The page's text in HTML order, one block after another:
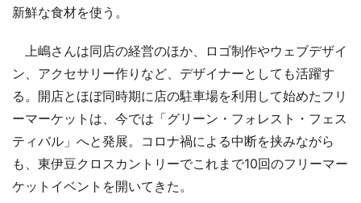
新鮮な食材を使う。
上嶋さんは同店の経営のほか、ロゴ制作やウェブデザイ
ン、アクセサリー作りなど、デザイナーとしても活躍す
る。開店とほぼ同時期に店の駐車場を利用して始めたフリ
ーマーケットは、今では「グリーン・フォレスト・フェス
ティバル」へと発展。コロナ禍による中断を挟みながら
も、東伊豆クロスカントリーでこれまで10回のフリーマー
ケットイベントを開いてきた。